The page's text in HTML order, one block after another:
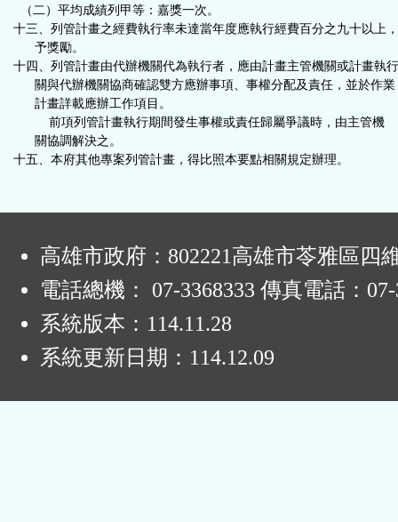
（二）平均成績列甲等：嘉獎一次。
十三、列管計畫之經費執行率未達當年度應執行經費百分之九十以上
予獎勵。
十四、列管計畫由代辦機關代為執行者，應由計畫主管機關或計畫執
關與代辦機關協商確認雙方應辦事項、事權分配及責任，並於作業
計畫詳載應辦工作項目。
前項列管計畫執行期間發生事權或責任歸屬爭議時，由主管機
關協調解決之。
十五、本府其他專案列管計畫，得比照本要點相關規定辦理。
高雄市政府：802221高雄市苓雅區四
電話總機： 07-3368333 傳真電話：07-
系統版本： 114.11.28
系統更新日期： 114.12.09